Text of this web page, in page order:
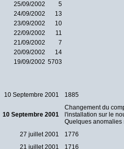
25/09/2002
5
24/09/2002
13
23/09/2002
10
22/09/2002
11
21/09/2002
7
20/09/2002
14
19/09/2002 5703
10 Septembre 2001 1885
10 Septembre 2001
Changement du
l'installation sur le
Quelques anomalies
27 juillet 2001
1776
21 juillet 2001
1716